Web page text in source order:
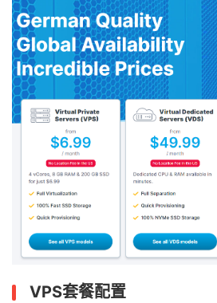
VPS套餐配置